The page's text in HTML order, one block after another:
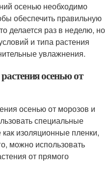
осенью необходимо
обеспечить правильную
делается раз в неделю, но
и типа растения
увлажнения.
осенью от
осенью от морозов и
специальные
изоляционные пленки,
можно использовать
от прямого